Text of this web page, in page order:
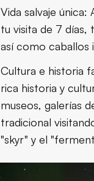
Vida salvaje
tu visita de 7 días,
así como caballos
Cultura e historia
rica historia y
museos, galerías
tradicional
"skyr" y el